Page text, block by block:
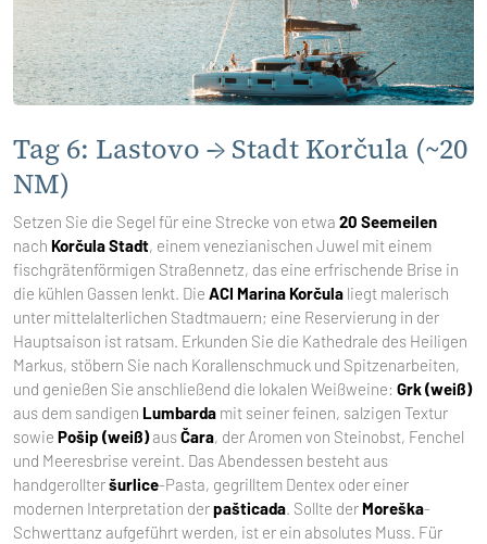
Tag 6: Lastovo → Stadt Korčula (~20
NM)
Setzen Sie die Segel für eine Strecke von etwa 20 Seemeilen
nach Korčula Stadt, einem venezianischen Juwel mit einem
fischgrätenförmigen Straßennetz, das eine erfrischende Brise in
die kühlen Gassen lenkt. Die ACI Marina Korčula liegt malerisch
unter mittelalterlichen Stadtmauern; eine Reservierung in der
Hauptsaison ist ratsam. Erkunden Sie die Kathedrale des Heiligen
Markus, stöbern Sie nach Korallenschmuck und Spitzenarbeiten,
und genießen Sie anschließend die lokalen Weißweine: Grk (weiß)
aus dem sandigen Lumbarda mit seiner feinen, salzigen Textur
sowie Pošip (weiß)ausČara, der Aromen von Steinobst, Fenchel
und Meeresbrise vereint. Das Abendessen besteht aus
handgerollteršurlice-Pasta, gegrilltem Dentex oder einer
modernen Interpretation derpašticada. Sollte der Moreška-
Schwerttanz aufgeführt werden, ist er ein absolutes Muss. Für